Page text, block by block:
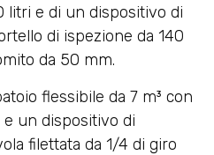
litri e di un dispositivo di
di ispezione da 140
da 50 mm.
flessibile da 7 m³ con
un dispositivo di
filettata da 1/4 di giro